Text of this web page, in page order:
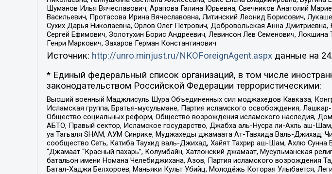
Шуманов Илья Вячеславович, Арапова Галина Юрьевна, Свечников Анатолий
Васильевич, Протасова Ирина Вячеславовна, Литинский Леонид Борисович,
Сухих Дарья Николаевна, Орлов Олег Петрович, Добровольская Анна
Сергей Ефимович, Золотухин Борис Андреевич, Левинсон Лев Семенович,
Генри Маркович, Захаров Герман Константинович
Источник: http://unro.minjust.ru/NKOForeignAgent.aspxданные на
* Единый федеральный список организаций, в том числе
законодательством Российской Федерации террористическими:
Высший военный Маджлисуль Шура Объединенных сил моджахедов Кавказа,
Исламская группа, Братья-мусульмане, Партия исламского освобождения,
Общество социальных реформ, Общество возрождения исламского наследия,
АБТО, Правый сектор, Исламское государство, Джабха аль-Нусра ли-Ахль аш-
уа Тагьаля SHAM, АУМ Синрике, Муджахеды джамаата Ат-Тавхида Валь-Джихад,
сообщество Сеть, Катиба Таухид валь-Джихад, Хайят Тахрир аш-Шам, Ахлю Сунна
“Джамаат “Красный пахарь”, Колумбайн, Хатлонский джамаат, Мусульманская
батальон имени Номана Челебиджихана, Азов, Партия исламского возрождения
Батал-Хаджи Белхороев, Маньяки Культ Убийц, Молодёжь Которая Улыбается,